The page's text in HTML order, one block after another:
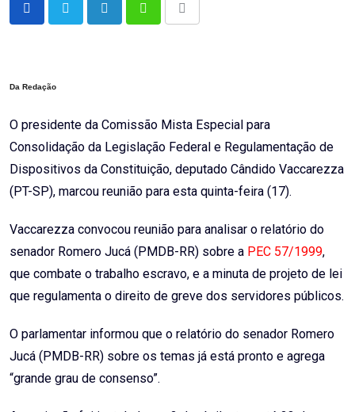
Da Redação
O presidente da Comissão Mista Especial para
Consolidação da Legislação Federal e Regulamentação de
Dispositivos da Constituição, deputado Cândido Vaccarezza
(PT-SP), marcou reunião para esta quinta-feira (17).
Vaccarezza convocou reunião para analisar o relatório do
senador Romero Jucá (PMDB-RR) sobre a PEC 57/1999,
que combate o trabalho escravo, e a minuta de projeto de lei
que regulamenta o direito de greve dos servidores públicos.
O parlamentar informou que o relatório do senador Romero
Jucá (PMDB-RR) sobre os temas já está pronto e agrega
“grande grau de consenso”.